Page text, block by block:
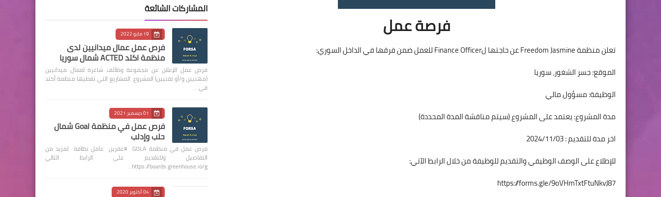
فرصة عمل
تعلن منظمة Freedom Jasmine عن حاجتها لFinance Officer للعمل ضمن فرقها في الداخل السوري:
الموقع: جسر الشغور، سوريا
الوظيفة: مسؤول مالي
مدة المشروع: يعتمد على المشروع (سيتم مناقشة المدة المحددة)
اخر مدة للتقديم : 2024/11/03
للإطلاع على الوصف الوظيفي والتقديم للوظيفة من خلال الرابط الآتي:
https://forms.gle/9oVHmTxtFtuNkvJ87
المشاركات الشائعة
19 مايو 2022
فرص عمل عمال ميدانيين لدى
منظمة اكتد ACTED شمال سوريا
فرص عمل الإعلان عن مجموعة وظائف شاغرة لعمال ميدانيين
(مهنيين و/أو تقنيين) المشروع: المشاريع التي تغطيها منظمة أكتد
في …
01 ديسمبر 2021
فرص عمل في منظمة Goal شمال
حلب وإدلب
فرص عمل في منظمة GOLA #عفرين عامل نظافة لمزيد من
التفاصيل وللتقديم على الرابط التالي
https://boards.greenhouse.io/g…
04 أكتوبر 2020